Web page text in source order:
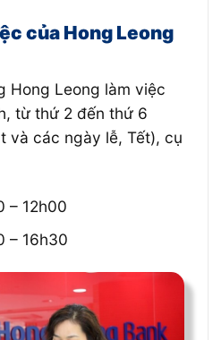
của Hong Leong
Hong Leong làm việc
từ thứ 2 đến thứ 6
và các ngày lễ, Tết), cụ
– 12h00
– 16h30